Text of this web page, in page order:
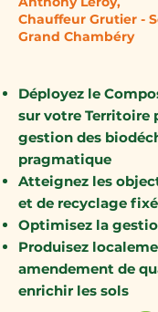
Chauffeur Grutier -
Grand Chambéry
Déployez le
sur votre Territoire
gestion des
pragmatique
Atteignez les
et de recyclage
Optimisez la
Produisez
amendement de
enrichir les sols